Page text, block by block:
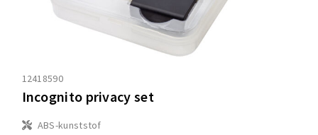
12418590
Incognito privacy set
ABS-kunststof